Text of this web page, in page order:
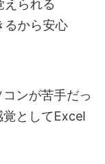
られる
るから安心
コンが苦手だっ
としてExcel